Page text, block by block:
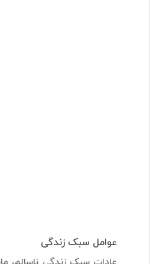
عوامل سبک زندگی